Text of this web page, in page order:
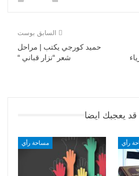
السابق بوست
حميد كورجي يكتب | مراحل
شعر “نزار قباني “
قد يعجبك ايضا
مساحة رأي رأي